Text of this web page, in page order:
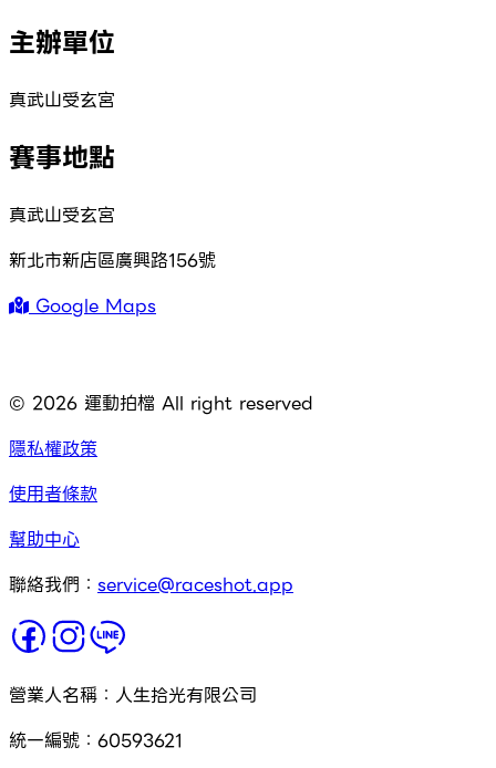
主辦單位
真武山受玄宮
賽事地點
真武山受玄宮
新北市新店區廣興路156號
Google Maps
© 2026 運動拍檔 All right reserved
隱私權政策
使用者條款
幫助中心
聯絡我們： service@raceshot.app
營業人名稱：人生拾光有限公司
統一編號：60593621